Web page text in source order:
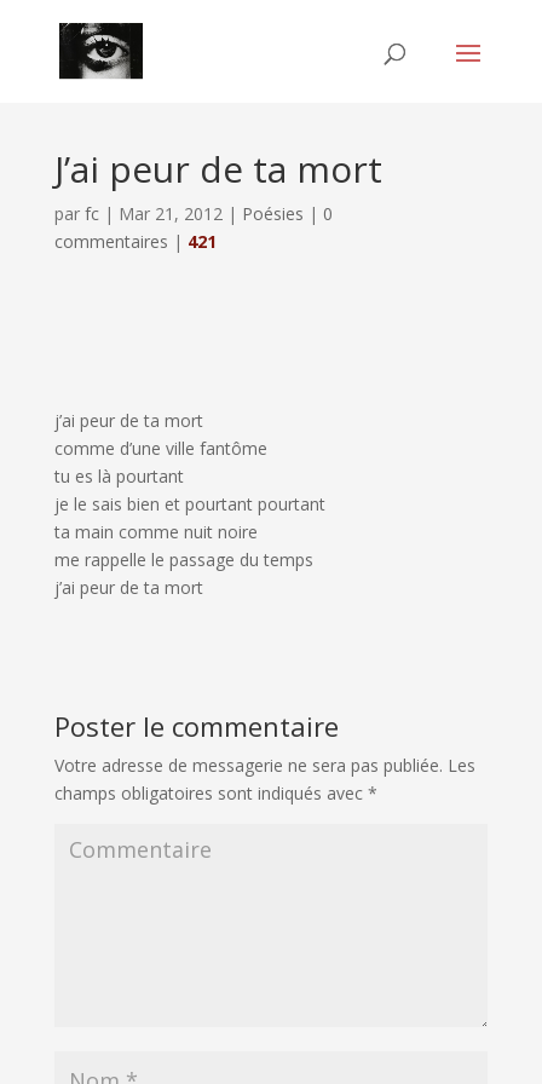
J’ai peur de ta mort
par fc| Mar 21, 2012| Poésies | 0
commentaires | 421
j’ai peur de ta mort
comme d’une ville fantôme
tu es là pourtant
je le sais bien et pourtant pourtant
ta main comme nuit noire
me rappelle le passage du temps
j’ai peur de ta mort
Poster le commentaire
Votre adresse de messagerie ne sera pas publiée. Les
champs obligatoires sont indiqués avec *